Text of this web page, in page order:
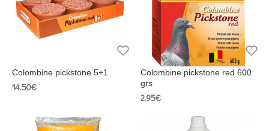
Colombine pickstone 5+1
14.50€
Colombine pickstone red 600
grs
2.95€